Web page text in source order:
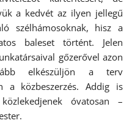
a kedvét az ilyen jellegű
szélhámosoknak, hisz a
baleset történt. Jelen
gőzerővel azon
elkészüljön a terv
a közbeszerzés. Addig is
óvatosan –